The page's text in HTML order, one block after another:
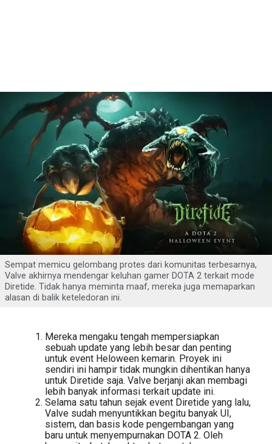
Sempat memicu gelombang protes dari komunitas terbesarnya,
Valve akhirnya mendengar keluhan gamer DOTA 2 terkait mode
Diretide. Tidak hanya meminta maaf, mereka juga memaparkan
alasan di balik keteledoran ini.
Mereka mengaku tengah mempersiapkan
sebuah update yang lebih besar dan penting
untuk event Heloween kemarin. Proyek ini
sendiri ini hampir tidak mungkin dihentikan hanya
untuk Diretide saja. Valve berjanji akan membagi
lebih banyak informasi terkait update ini.
Selama satu tahun sejak event Diretide yang lalu,
Valve sudah menyuntikkan begitu banyak UI,
sistem, dan basis kode pengembangan yang
baru untuk menyempurnakan DOTA 2. Oleh